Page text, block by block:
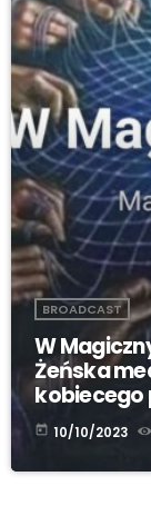
BROADCAST
W
Żeńska
kobiecego
today 10/10/2023